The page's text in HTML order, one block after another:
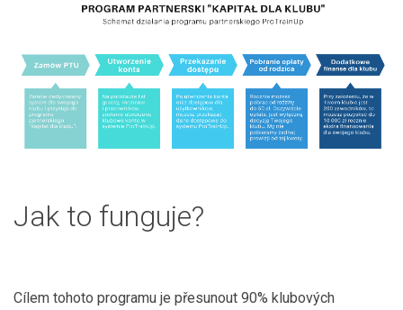
Jak to funguje?
Cílem tohoto programu je přesunout 90% klubových